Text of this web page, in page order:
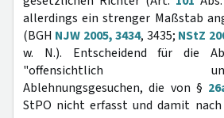
allerdings ein strenger Maßstab
(BGH NJW 2005, 3434, 3435; NStZ
w. N.). Entscheidend für die
"offensichtlich
Ablehnungsgesuchen, die von §
StPO nicht erfasst und damit